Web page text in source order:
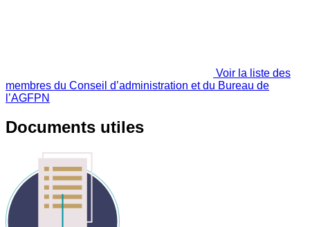
Voir la liste des
membres du Conseil d’administration et du Bureau de
l’AGFPN
Documents utiles